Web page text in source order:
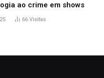
ao crime em shows
66 Visitas